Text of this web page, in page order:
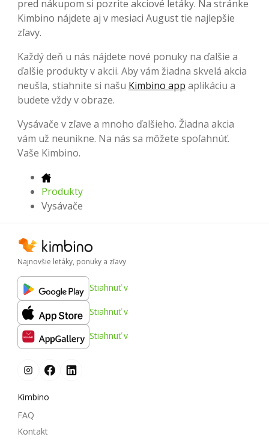
pred nákupom si pozrite akciové letáky. Na stránke
Kimbino nájdete aj v mesiaci August tie najlepšie
zľavy.
Každý deň u nás nájdete nové ponuky na ďalšie a
ďalšie produkty v akcii. Aby vám žiadna skvelá akcia
neušla, stiahnite si našu Kimbino app aplikáciu a
budete vždy v obraze.
Vysávače v zľave a mnoho ďalšieho. Žiadna akcia
vám už neunikne. Na nás sa môžete spoľahnúť.
Vaše Kimbino.
Produkty
Vysávače
Najnovšie letáky, ponuky a zľavy
Stiahnuť v
Stiahnuť v
Stiahnuť v
Kimbino
FAQ
Kontakt